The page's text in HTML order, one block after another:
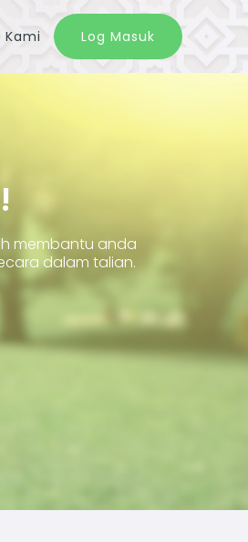
Kami Log Masuk
membantu anda
dalam talian.